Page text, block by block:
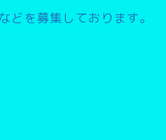
どを募集しております。